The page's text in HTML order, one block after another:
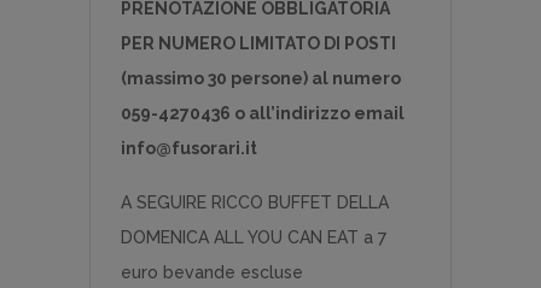
PRENOTAZIONE OBBLIGATORIA
PER NUMERO LIMITATO DI POSTI
(massimo 30 persone) al numero
059-4270436 o all’indirizzo email
info@fusorari.it
A SEGUIRE RICCO BUFFET DELLA
DOMENICA ALL YOU CAN EAT a 7
euro bevande escluse